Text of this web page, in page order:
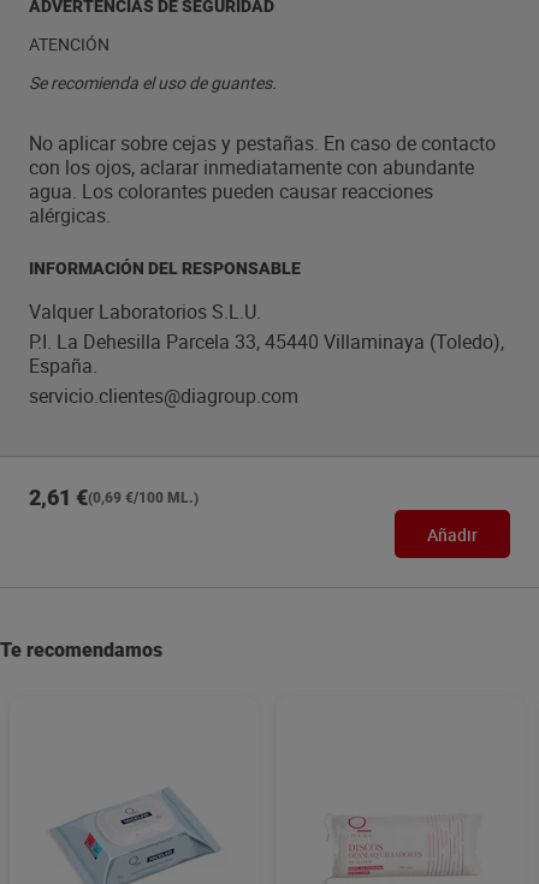
ADVERTENCIAS DE SEGURIDAD
ATENCIÓN
Se recomienda el uso de guantes.
No aplicar sobre cejas y pestañas. En caso de contacto
con los ojos, aclarar inmediatamente con abundante
agua. Los colorantes pueden causar reacciones
alérgicas.
INFORMACIÓN DEL RESPONSABLE
Valquer Laboratorios S.L.U.
P.I. La Dehesilla Parcela 33, 45440 Villaminaya (Toledo),
España.
servicio.clientes@diagroup.com
2,61 €(0,69 €/100 ML.)
Añadir
Te recomendamos